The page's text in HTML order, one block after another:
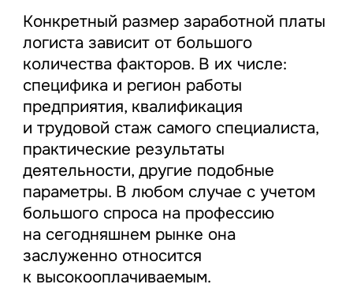
Конкретный размер заработной платы
логиста зависит от большого
количества факторов. В их числе:
специфика и регион работы
предприятия, квалификация
и трудовой стаж самого специалиста,
практические результаты
деятельности, другие подобные
параметры. В любом случае с учетом
большого спроса на профессию
на сегодняшнем рынке она
заслуженно относится
к высокооплачиваемым.